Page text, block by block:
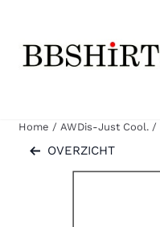
Home / AWDis-Just Cool. /
OVERZICHT